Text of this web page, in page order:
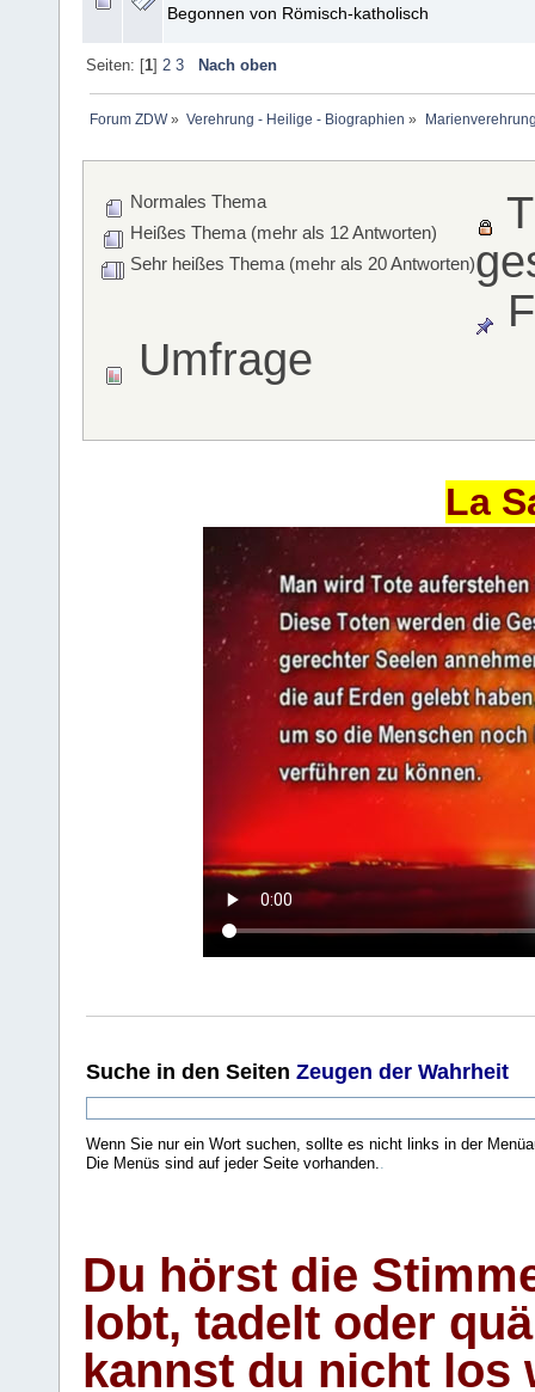
Begonnen von Römisch-katholisch
Seiten: [1] 2 3 Nach oben
Forum ZDW» Verehrung - Heilige - Biographien »
Normales Thema
Heißes Thema (mehr als 12 Antworten)
Sehr heißes Thema (mehr als 20 Antworten)
Umfrage
La
Suche in den Seiten Zeugen der Wahrheit
Wenn Sie nur ein Wort suchen, sollte es nicht links in der
Die Menüs sind auf jeder Seite vorhanden.
Du hörst die
lobt, tadelt oder
kannst du nicht los